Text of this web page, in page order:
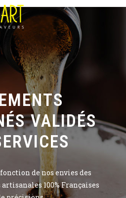
VALIDÉS
de nos envies des
100% Françaises